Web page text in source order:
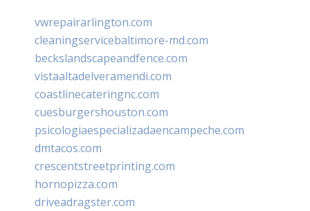
vwrepairarlington.com
cleaningservicebaltimore-md.com
beckslandscapeandfence.com
vistaaltadelveramendi.com
coastlinecateringnc.com
cuesburgershouston.com
psicologiaespecializadaencampeche.com
dmtacos.com
crescentstreetprinting.com
hornopizza.com
driveadragster.com